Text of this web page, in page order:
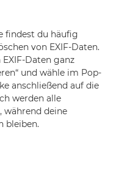
findest du häufig
von EXIF-Daten.
Daten ganz
und wähle im Pop-
anschließend auf die
werden alle
während deine
bleiben.